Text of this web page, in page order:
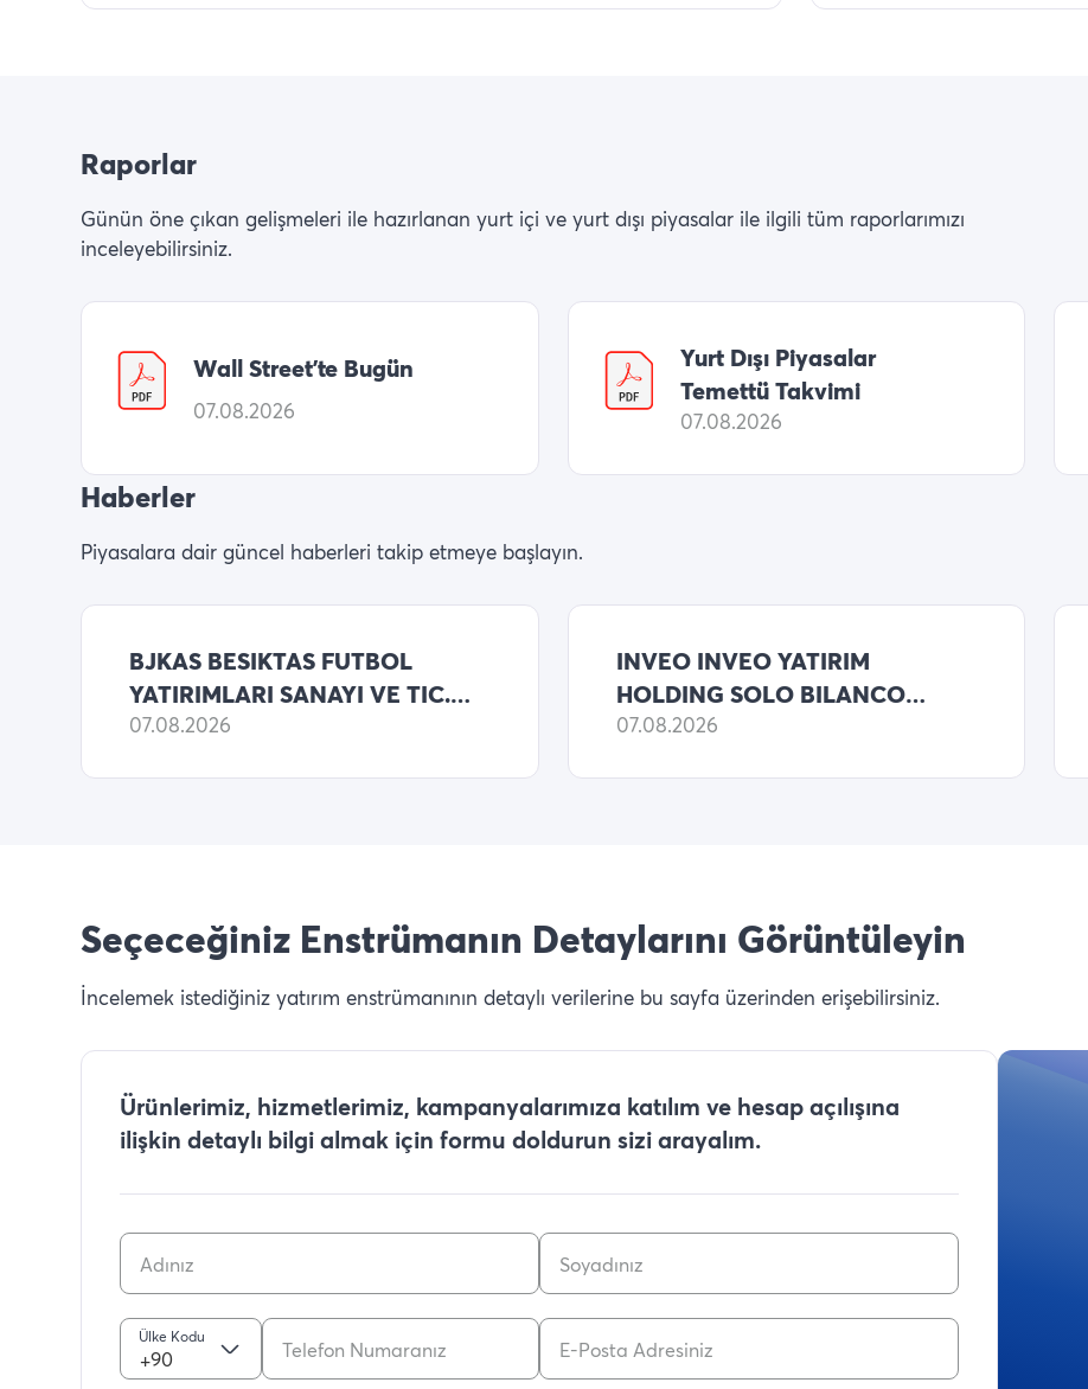
Raporlar
Günün öne çıkan gelişmeleri ile hazırlanan yurt içi ve yurt dışı piyasalar ile ilgili tüm raporlarımızı
inceleyebilirsiniz.
Wall Street’te Bugün
07.08.2026
Yurt Dışı Piyasalar
Temettü Takvimi
07.08.2026
Haberler
Piyasalara dair güncel haberleri takip etmeye başlayın.
BJKAS BESIKTAS FUTBOL
YATIRIMLARI SANAYI VE TIC.
KONSOLIDE BILANCO 2025
07.08.2026
INVEO INVEO YATIRIM
HOLDING SOLO BILANCO
2026 6 AYLIK NET KARI
07.08.2026
Seçeceğiniz Enstrümanın Detaylarını Görüntüleyin
İncelemek istediğiniz yatırım enstrümanının detaylı verilerine bu sayfa üzerinden erişebilirsiniz.
Ürünlerimiz, hizmetlerimiz, kampanyalarımıza katılım ve hesap açılışına
ilişkin detaylı bilgi almak için formu doldurun sizi arayalım.
Ülke Kodu
+90